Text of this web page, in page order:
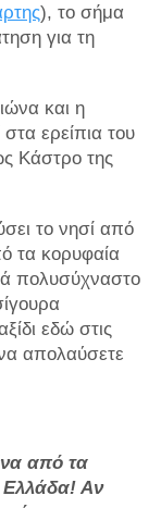
), το σήμα
για τη
και η
ερείπια του
Κάστρο της
το νησί από
τα κορυφαία
πολυσύχναστο
εδώ στις
απολαύσετε
από τα
Ελλάδα! Αν